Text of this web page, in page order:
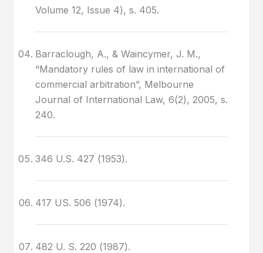
Volume 12, Issue 4), s. 405.
Barraclough, A., & Waincymer, J. M.,
“Mandatory rules of law in international of
commercial arbitration”, Melbourne
Journal of International Law, 6(2), 2005, s.
240.
346 U.S. 427 (1953).
417 US. 506 (1974).
482 U. S. 220 (1987).